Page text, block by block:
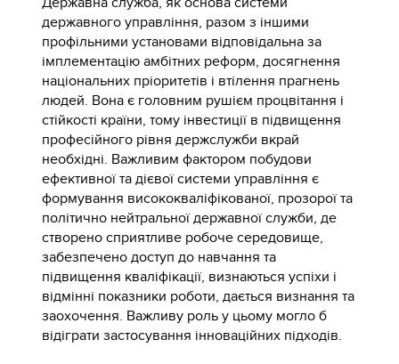
державного управління, разом з іншими
профільними установами відповідальна за
імплементацію амбітних реформ, досягнення
національних пріоритетів і втілення прагнень
людей. Вона є головним рушієм процвітання і
стійкості країни, тому інвестиції в підвищення
професійного рівня держслужби вкрай
необхідні. Важливим фактором побудови
ефективної та дієвої системи управління є
формування висококваліфікованої, прозорої та
політично нейтральної державної служби, де
створено сприятливе робоче середовище,
забезпечено доступ до навчання та
підвищення кваліфікації, визнаються успіхи і
відмінні показники роботи, дається визнання та
заохочення. Важливу роль у цьому могло б
відіграти застосування інноваційних підходів.